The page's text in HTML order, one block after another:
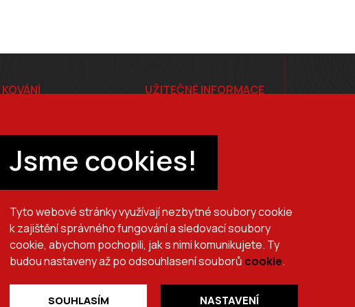
Jsme cookies!
Tyto webové stránky využívají nezbytné soubory cookie
k zajištění správného fungování a sledovací soubory
cookie, abychom pochopili, jak s nimi komunikujete. Ty
budou nastaveny až po odsouhlasení souborů cookie.
NASTAVENÍ
SOUHLASÍM
UŽITEČNÉ INFORMACE
Ceník
Ochrana osobních údajů
+420 725 510 044
obchod@brslik.cz